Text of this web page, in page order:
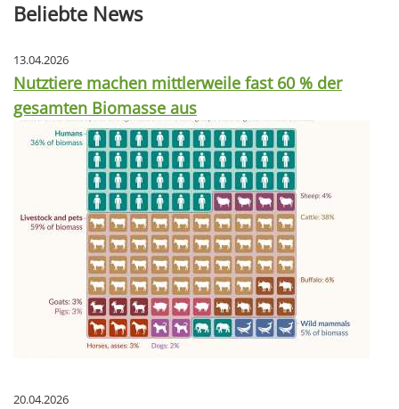
Beliebte News
13.04.2026
Nutztiere machen mittlerweile fast 60 % der
gesamten Biomasse aus
20.04.2026